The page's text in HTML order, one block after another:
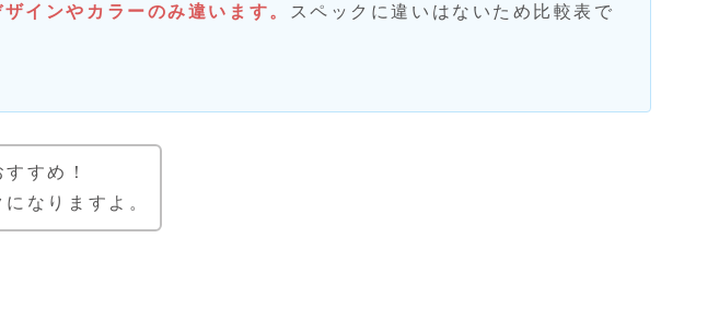
インやカラーのみ違います。
スペックに違いはないため比較表で
すめ！
なりますよ。